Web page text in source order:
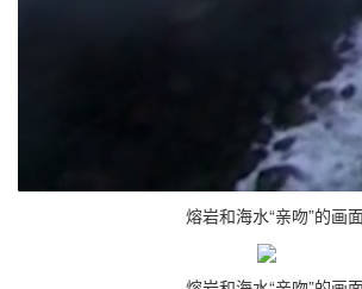
熔岩和海水“亲吻”的画面